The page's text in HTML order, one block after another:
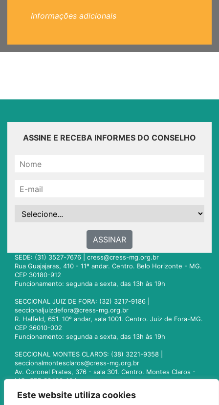
Este website utiliza cookies
Informações adicionais
ASSINE E RECEBA INFORMES DO CONSELHO
ASSINAR
SEDE: (31) 3527-7676 | cress@cress-mg.org.br
Rua Guajajaras, 410 - 11º andar. Centro. Belo Horizonte - MG.
CEP 30180-912
Funcionamento: segunda a sexta, das 13h às 19h
SECCIONAL JUIZ DE FORA: (32) 3217-9186 |
seccionaljuizdefora@cress-mg.org.br
R. Halfeld, 651. 10º andar, sala 1001. Centro. Juiz de Fora-MG.
CEP 36010-002
Funcionamento: segunda a sexta, das 13h às 19h
SECCIONAL MONTES CLAROS: (38) 3221-9358 |
seccionalmontesclaros@cress-mg.org.br
Av. Coronel Prates, 376 - sala 301. Centro. Montes Claros -
MG. CEP 39400-104